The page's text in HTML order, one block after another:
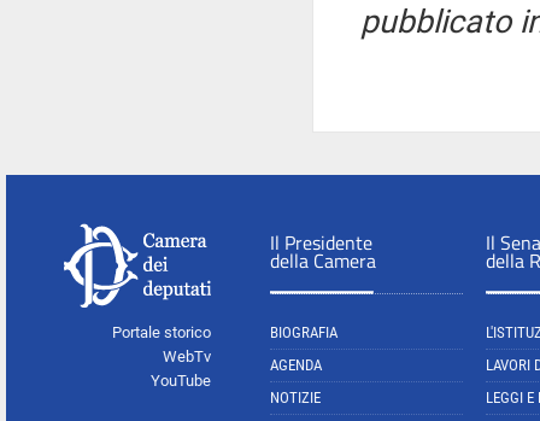
pubblicato
Portale storico
WebTv
YouTube
Il Presidente
della Camera
BIOGRAFIA
AGENDA
NOTIZIE
Il
della
LAVORI
LEGGI E